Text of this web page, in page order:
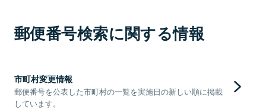
郵便番号検索に関する情報
市町村変更情報
郵便番号を公表した市町村の一覧を実施日の新しい順に掲載
しています。